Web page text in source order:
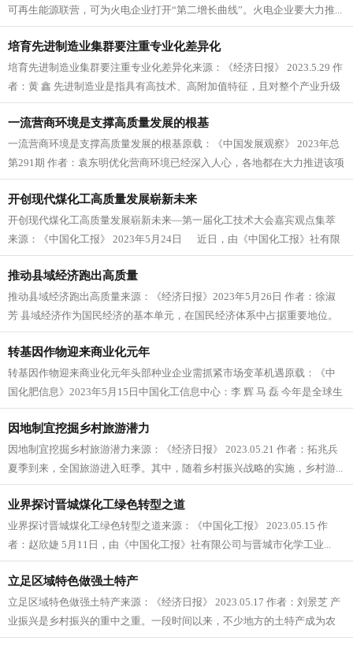
可再生能源联营，可为火电企业打开“第二增长曲线”。火电企业要大力推...
培育先进制造业集群要注重专业化差异化
培育先进制造业集群要注重专业化差异化来源：《经济日报》 2023.5.29 作
者：黄 鑫 先进制造业是指具有高技术、高附加值特征，且对整个产业升级
具有重要带动...
一流营商环境是支撑高质量发展的根基
一流营商环境是支撑高质量发展的根基原载：《中国发展观察》 2023年总
第291期 作者：袁东明优化营商环境已经深入人心，各地都在大力推进该项
工作。营商环境不是...
开创现代煤化工高质量发展崭新未来
开创现代煤化工高质量发展崭新未来—第一届化工技术大会嘉宾观点集萃
来源：《中国化工报》 2023年5月24日 近日，由《中国化工报》社有限
公司与晋城市化学工业...
推动县域经济跑出高质量
推动县域经济跑出高质量来源：《经济日报》2023年5月26日 作者：徐淑
芳 县域经济作为国民经济的基本单元，在国民经济体系中占据重要地位。
目前，我国...
转基因作物迎来商业化元年
转基因作物迎来商业化元年头部种业企业需抓紧市场变革机遇原载：《中
国化肥信息》2023年5月15日中国化工信息中心：李 辉 马 磊 今年是全球生
物技...
因地制宜挖掘乡村旅游潜力
因地制宜挖掘乡村旅游潜力来源：《经济日报》 2023.05.21 作者：拓兆兵
夏季到来，全国旅游进入旺季。其中，随着乡村振兴战略的实施，乡村游...
业界探讨晋城煤化工绿色转型之道
业界探讨晋城煤化工绿色转型之道来源：《中国化工报》 2023.05.15 作
者：赵欣婕 5月11日，由《中国化工报》社有限公司与晋城市化学工业...
立足区域特色做强土特产
立足区域特色做强土特产来源：《经济日报》 2023.05.17 作者：刘景芝 产
业振兴是乡村振兴的重中之重。一段时间以来，不少地方的土特产成为农
民增收的重...